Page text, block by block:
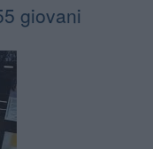
giovani